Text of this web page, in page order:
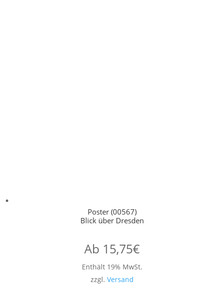
Poster (00567)
Blick über Dresden
Ab 15,75€
Enthält 19% MwSt.
zzgl. Versand